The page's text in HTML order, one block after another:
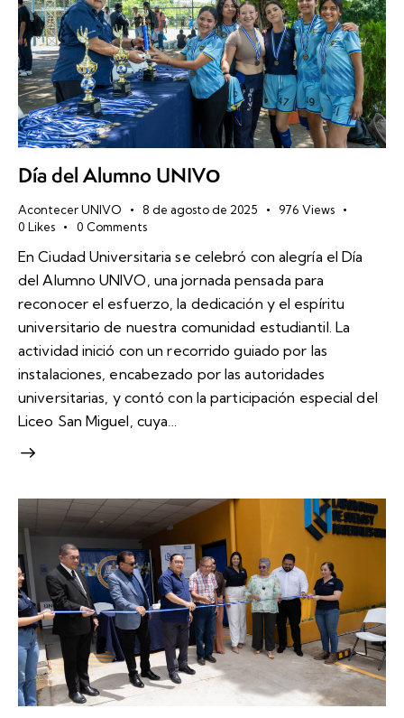
Día del Alumno UNIVО
Acontecer UNIVO 8 de agosto de 2025 976 Views
0 Likes 0 Comments
En Ciudad Universitaria se celebró con alegría el Día
del Alumno UNIVO, una jornada pensada para
reconocer el esfuerzo, la dedicación y el espíritu
universitario de nuestra comunidad estudiantil. La
actividad inició con un recorrido guiado por las
instalaciones, encabezado por las autoridades
universitarias, y contó con la participación especial del
Liceo San Miguel, cuya…